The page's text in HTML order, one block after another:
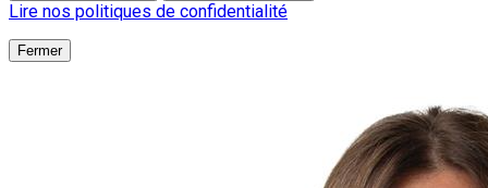
Lire nos politiques de confidentialité
Fermer